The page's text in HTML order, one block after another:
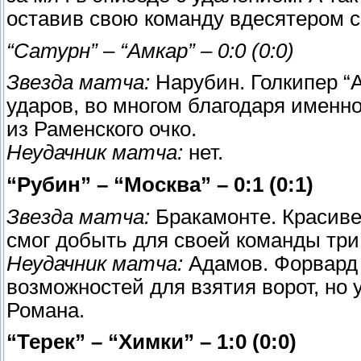
оставив свою команду
“Сатурн” – “Амкар” – 0:0 (0:0)
Звезда матча: Нарубин. Голкипер
ударов, во многом благодаря
из Раменского очко.
Неудачник матча: нет.
“Рубин” – “Москва” – 0:1 (0:1)
Звезда матча: Бракамонте.
смог добыть для своей команды
Неудачник матча: Адамов. Форвард
возможностей для взятия ворот, но
Романа.
“Терек” – “Химки” – 1:0 (0:0)